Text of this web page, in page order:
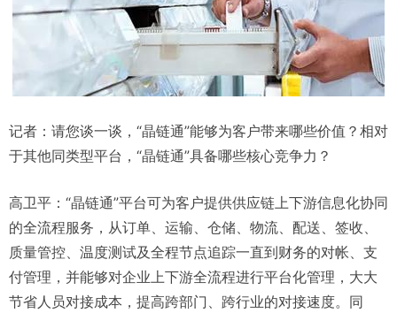
记者：请您谈一谈，“晶链通”能够为客户带来哪些价值？相对
于其他同类型平台，“晶链通”具备哪些核心竞争力？
高卫平：“晶链通”平台可为客户提供供应链上下游信息化协同
的全流程服务，从订单、运输、仓储、物流、配送、签收、
质量管控、温度测试及全程节点追踪一直到财务的对帐、支
付管理，并能够对企业上下游全流程进行平台化管理，大大
节省人员对接成本，提高跨部门、跨行业的对接速度。同